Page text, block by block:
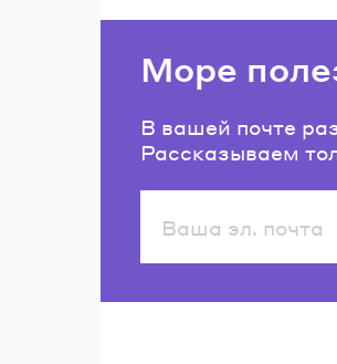
Море
В вашей почте
Рассказываем